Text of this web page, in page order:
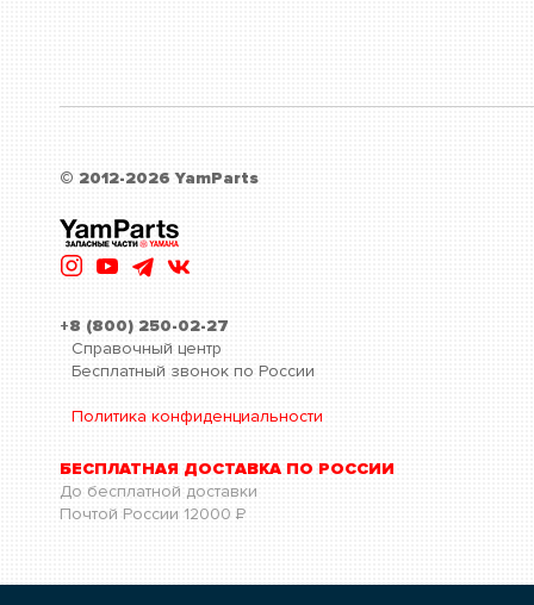
© 2012-2026 YamParts
+8 (800) 250-02-27
Справочный центр
Бесплатный звонок по России
Политика конфиденциальности
БЕСПЛАТНАЯ ДОСТАВКА ПО РОССИИ
До бесплатной доставки
Почтой России 12000 Р